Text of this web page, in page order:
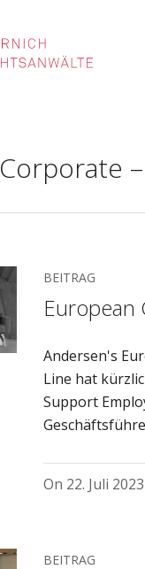
Corporate
BEITRAG
European
Andersen's
Line hat
Support
On 22. Juli 2023
BEITRAG